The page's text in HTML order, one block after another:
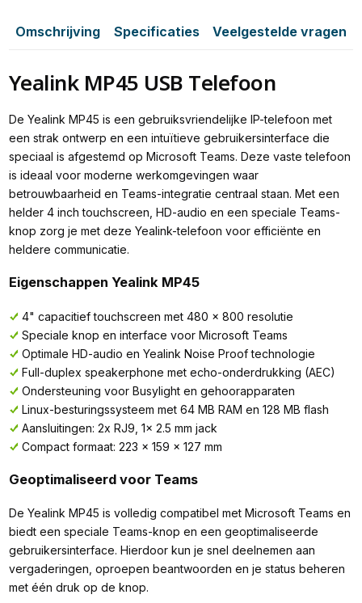
Omschrijving Specificaties Veelgestelde vragen
Yealink MP45 USB Telefoon
De Yealink MP45 is een gebruiksvriendelijke IP-telefoon met
een strak ontwerp en een intuïtieve gebruikersinterface die
speciaal is afgestemd op Microsoft Teams. Deze vaste telefoon
is ideaal voor moderne werkomgevingen waar
betrouwbaarheid en Teams-integratie centraal staan. Met een
helder 4 inch touchscreen, HD-audio en een speciale Teams-
knop zorg je met deze Yealink-telefoon voor efficiënte en
heldere communicatie.
Eigenschappen Yealink MP45
4" capacitief touchscreen met 480 x 800 resolutie
Speciale knop en interface voor Microsoft Teams
Optimale HD-audio en Yealink Noise Proof technologie
Full-duplex speakerphone met echo-onderdrukking (AEC)
Ondersteuning voor Busylight en gehoorapparaten
Linux-besturingssysteem met 64 MB RAM en 128 MB flash
Aansluitingen: 2x RJ9, 1x 2.5 mm jack
Compact formaat: 223 x 159 x 127 mm
Geoptimaliseerd voor Teams
De Yealink MP45 is volledig compatibel met Microsoft Teams en
biedt een speciale Teams-knop en een geoptimaliseerde
gebruikersinterface. Hierdoor kun je snel deelnemen aan
vergaderingen, oproepen beantwoorden en je status beheren
met één druk op de knop.